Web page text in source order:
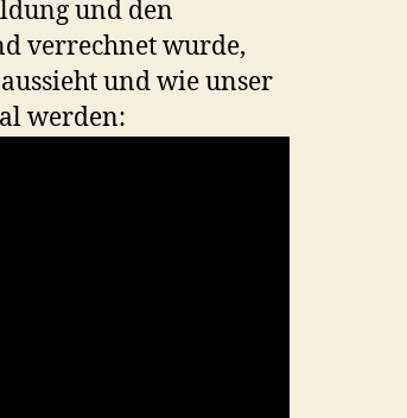
und den
verrechnet wurde,
und wie unser
werden: